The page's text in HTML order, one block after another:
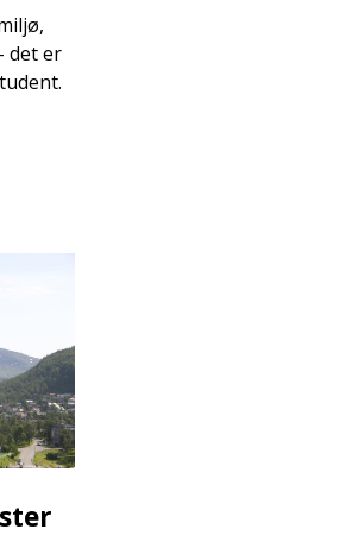
det er